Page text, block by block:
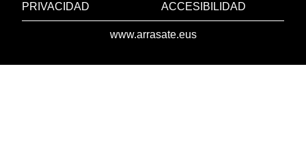
PRIVACIDAD ACCESIBILIDAD
www.arrasate.eus